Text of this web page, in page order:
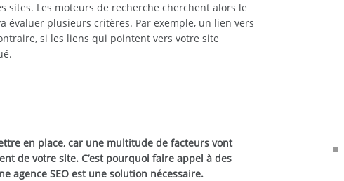
sites. Les moteurs de recherche cherchent alors le
évaluer plusieurs critères. Par exemple, un lien vers
si les liens qui pointent vers votre site
en place, car une multitude de facteurs vont
de votre site. C’est pourquoi faire appel à des
agence SEO est une solution nécessaire.